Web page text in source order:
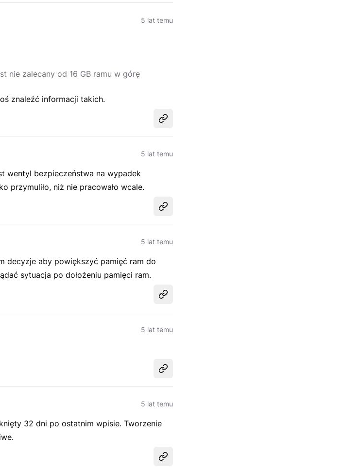
5 lat temu
nie zalecany od 16 GB ramu w górę
znaleźć informacji takich.
Udostępnij
5 lat temu
wentyl bezpieczeństwa na wypadek
przymuliło, niż nie pracowało wcale.
Udostępnij
5 lat temu
decyzje aby powiększyć pamięć ram do
sytuacja po dołożeniu pamięci ram.
Udostępnij
5 lat temu
Udostępnij
5 lat temu
32 dni po ostatnim wpisie. Tworzenie
Udostępnij